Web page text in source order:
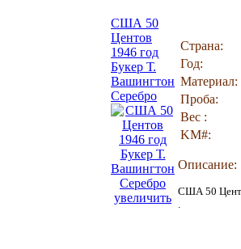
США 50
Центов
1946 год
Букер Т.
Вашингтон
Серебро
увеличить
Страна:
Год:
Материал:
Проба:
Вес :
KM#:
Описание:
США 50
.